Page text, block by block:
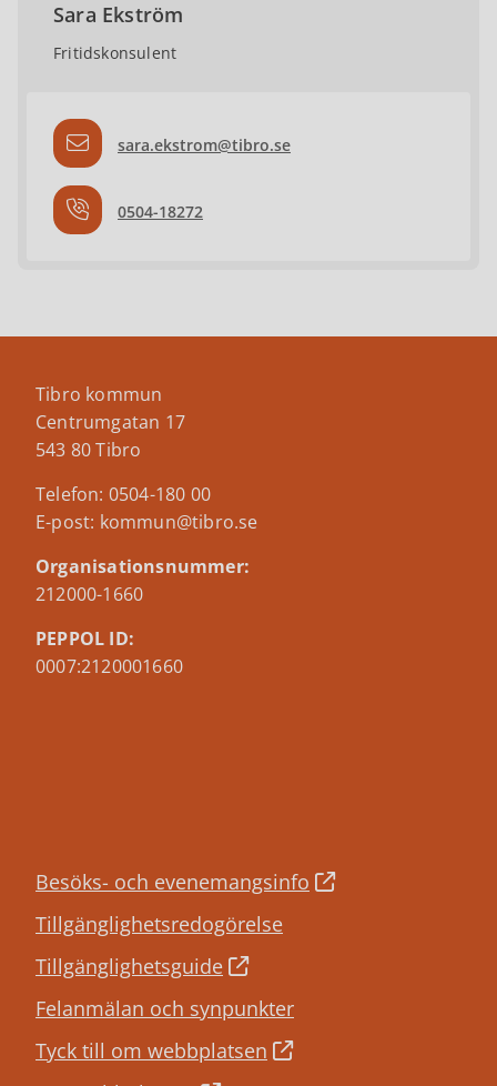
Sara Ekström
Fritidskonsulent
sara.ekstrom@tibro.se
0504-18272
Tibro kommun
Centrumgatan 17
543 80 Tibro
Telefon: 0504-180 00
E-post: kommun@tibro.se
Organisationsnummer:
212000-1660
PEPPOL ID:
0007:2120001660
Besöks- och evenemangsinfo
Tillgänglighetsredogörelse
Tillgänglighetsguide
Felanmälan och synpunkter
Tyck till om webbplatsen